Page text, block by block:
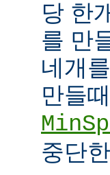
당 한
를 만
네개
만들
중단